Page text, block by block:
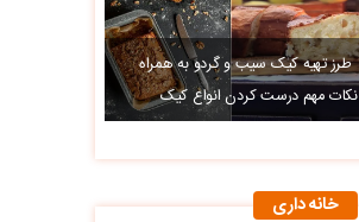
طرز تهیه کیک سیب و گردو به همراه
نکات مهم درست کردن انواع کیک
خانه داری